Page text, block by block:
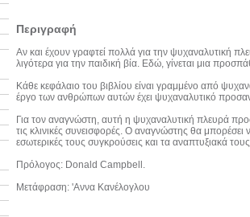
Περιγραφή
Αν και έχουν γραφτεί πολλά για την ψυχαναλυτική
λιγότερα για την παιδική βία. Εδώ, γίνεται μια
Κάθε κεφάλαιο του βιβλίου είναι γραμμένο από
έργο των ανθρώπων αυτών έχει ψυχαναλυτικό
Για τον αναγνώστη, αυτή η ψυχαναλυτική πλευρά
τις κλινικές συνεισφορές. Ο αναγνώστης θα μπορέσει
εσωτερικές τους συγκρούσεις και τα αναπτυξιακά
Πρόλογος: Donald Campbell.
Μετάφραση: 'Αννα Κανέλογλου